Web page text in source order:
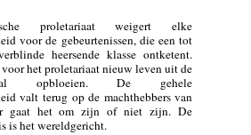
proletariaat weigert elke
voor de gebeurtenissen, die een tot
heersende klasse ontketent.
het proletariaat nieuw leven uit de
opbloeien. De gehele
valt terug op de machthebbers van
gaat het om zijn of niet zijn. De
is het wereldgericht.